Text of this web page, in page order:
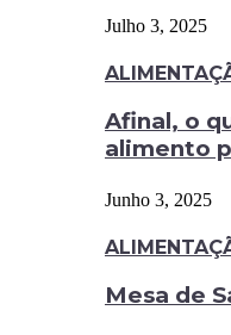
Julho 3, 2025
Afinal, o
alimento
Junho 3, 2025
Mesa de